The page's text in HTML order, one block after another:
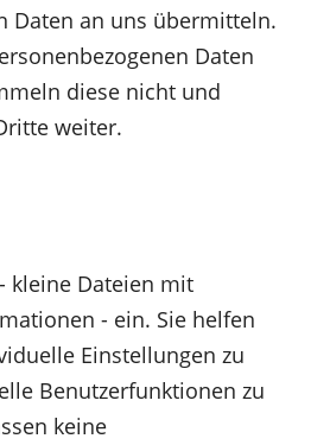
Daten an uns übermitteln.
Daten
diese nicht und
weiter.
kleine Dateien mit
- ein. Sie helfen
Einstellungen zu
Benutzerfunktionen zu
keine